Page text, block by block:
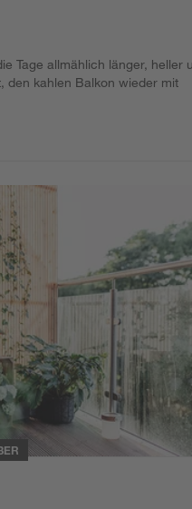
Tage allmählich länger, heller
den kahlen Balkon wieder mit